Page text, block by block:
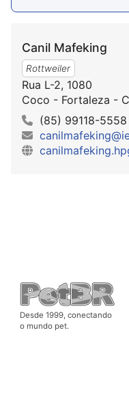
Canil Mafeking
Rottweiler
Rua L-2, 1080
Coco - Fortaleza -
(85) 99118-5558
Desde 1999, conectando
o mundo pet.